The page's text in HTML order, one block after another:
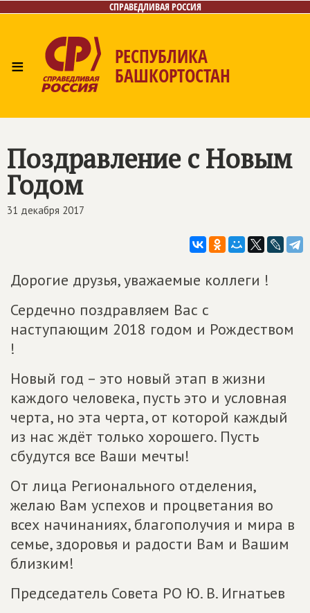
СПРАВЕДЛИВАЯ РОССИЯ
≡ РЕСПУБЛИКА
БАШКОРТОСТАН
Поиск
Поздравление с Новым
Годом
31 декабря 2017
Дорогие друзья, уважаемые коллеги !
Сердечно поздравляем Вас с
наступающим 2018 годом и Рождеством
!
Новый год – это новый этап в жизни
каждого человека, пусть это и условная
черта, но эта черта, от которой каждый
из нас ждёт только хорошего. Пусть
сбудутся все Ваши мечты!
От лица Регионального отделения,
желаю Вам успехов и процветания во
всех начинаниях, благополучия и мира в
семье, здоровья и радости Вам и Вашим
близким!
Председатель Совета РО Ю. В. Игнатьев